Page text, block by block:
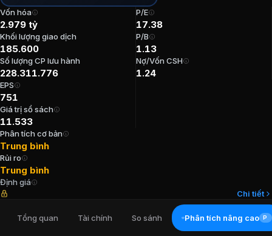
EPS: 750,87
ROE:
ROA: 3,53%
Tỷ suất cổ tức:
Ban lãnh đạo Công ty Cổ phần
Trưởng Ban kiểm soát
Chủ tịch Hội đồng Quản trị
Kế toán trưởng
Phó Tổng Giám đốc
Phó Tổng Giám đốc
Cổ đông lớn Công ty Cổ phần Chứng
Ngân Hàng Nông Nghiệp Và Phát Triển Nông Thôn
Vốn hóa
2.979 tỷ
Khối lượng giao dịch
185.600
Số lượng CP lưu hành
228.311.776
P/E
17.38
P/B
1.13
Nợ/Vốn CSH
1.24
EPS
751
Giá trị sổ sách
11.533
Phân tích cơ bản
Trung bình
Rủi ro
Trung bình
Định giá
Chi tiết
Tổng quan Tài chính So sánh Phân tích nâng cao